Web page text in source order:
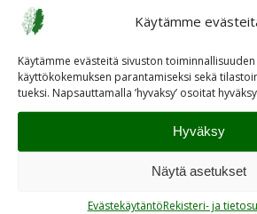
Käytämme
Käytämme evästeitä sivuston
käyttökokemuksen parantamiseksi sekä
tueksi. Napsauttamalla ’hyvaksy’ osoitat
Hyväksy
Näytä asetukset
EvästekäytäntöRekisteri- ja
Kuva
Kuva & Teksti